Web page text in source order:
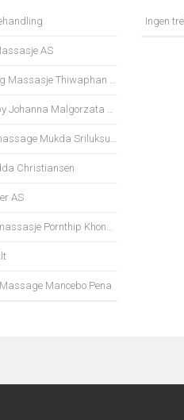
AS
Thiwaphan Khotsakueng
Malgorzata Szafran
Mukda Sriluksungnern
Christiansen
AS
Pornthip Khongsap
Mancebo Pena
Ingen